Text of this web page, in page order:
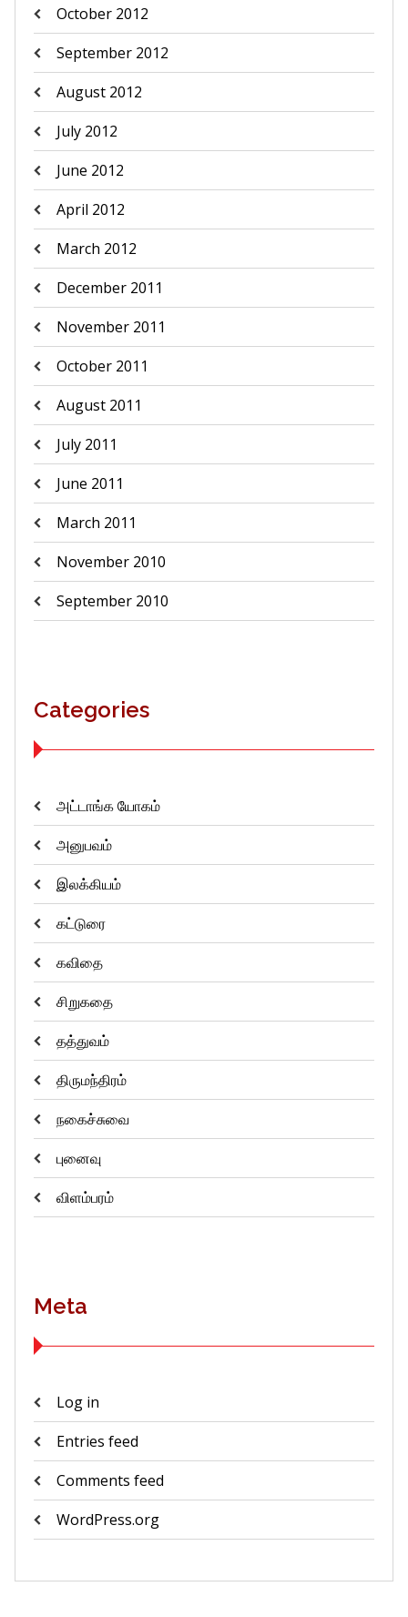
October 2012
September 2012
August 2012
July 2012
June 2012
April 2012
March 2012
December 2011
November 2011
October 2011
August 2011
July 2011
June 2011
March 2011
November 2010
September 2010
Categories
அட்டாங்க யோகம்
அனுபவம்
இலக்கியம்
கட்டுரை
கவிதை
சிறுகதை
தத்துவம்
திருமந்திரம்
நகைச்சுவை
புனைவு
விளம்பரம்
Meta
Log in
Entries feed
Comments feed
WordPress.org